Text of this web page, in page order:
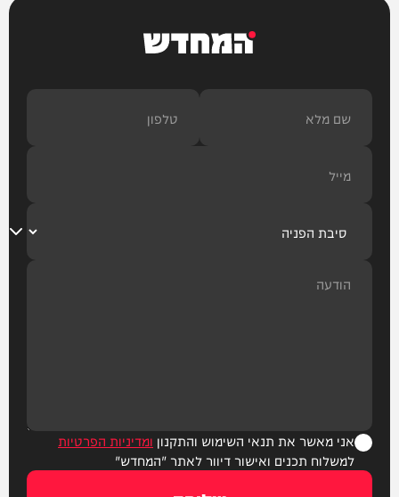
המחדש
אני מאשר את תנאי השימוש והתקנון ומדיניות הפרטיות
למשלוח תכנים ואישור דיוור לאתר "המחדש"